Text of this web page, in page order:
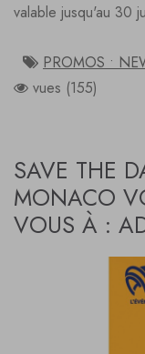
valable jusqu'au 30
PROMOS •
vues (155)
SAVE THE
MONACO
VOUS À :